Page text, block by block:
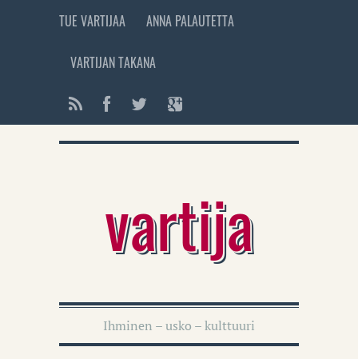
TUE VARTIJAA ANNA PALAUTETTA
VARTIJAN TAKANA
vartija
Ihminen – usko – kulttuuri